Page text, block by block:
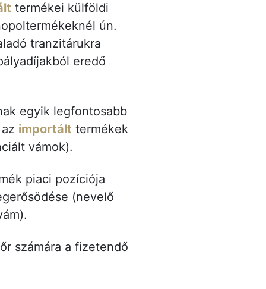
termékei külföldi
ún.
tranzitárukra
eredő
egyik legfontosabb
importált termékek
vámok).
piaci pozíciója
(nevelő
számára a fizetendő